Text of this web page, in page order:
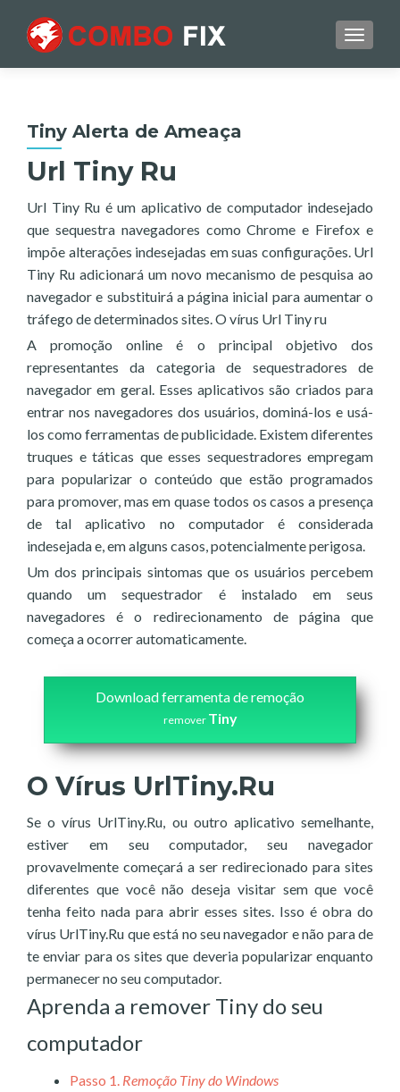
Tiny Alerta de Ameaça
Url Tiny Ru
Url Tiny Ru é um aplicativo de computador indesejado
que sequestra navegadores como Chrome e Firefox e
impõe alterações indesejadas em suas configurações. Url
Tiny Ru adicionará um novo mecanismo de pesquisa ao
navegador e substituirá a página inicial para aumentar o
tráfego de determinados sites. O vírus Url Tiny ru
A promoção online é o principal objetivo dos
representantes da categoria de sequestradores de
navegador em geral. Esses aplicativos são criados para
entrar nos navegadores dos usuários, dominá-los e usá-
los como ferramentas de publicidade. Existem diferentes
truques e táticas que esses sequestradores empregam
para popularizar o conteúdo que estão programados
para promover, mas em quase todos os casos a presença
de tal aplicativo no computador é considerada
indesejada e, em alguns casos, potencialmente perigosa.
Um dos principais sintomas que os usuários percebem
quando um sequestrador é instalado em seus
navegadores é o redirecionamento de página que
começa a ocorrer automaticamente.
Download ferramenta de remoção
remover Tiny
O Vírus UrlTiny.Ru
Se o vírus UrlTiny.Ru, ou outro aplicativo semelhante,
estiver em seu computador, seu navegador
provavelmente começará a ser redirecionado para sites
diferentes que você não deseja visitar sem que você
tenha feito nada para abrir esses sites. Isso é obra do
vírus UrlTiny.Ru que está no seu navegador e não para de
te enviar para os sites que deveria popularizar enquanto
permanecer no seu computador.
Aprenda a remover Tiny do seu
computador
Passo 1. Remoção Tiny do Windows